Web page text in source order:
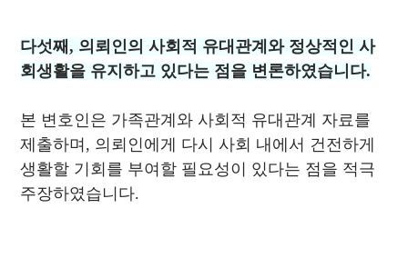
다섯째, 의뢰인의 사회적 유대관계와 정상적인 사
회생활을 유지하고 있다는 점을 변론하였습니다.
본 변호인은 가족관계와 사회적 유대관계 자료를
제출하며, 의뢰인에게 다시 사회 내에서 건전하게
생활할 기회를 부여할 필요성이 있다는 점을 적극
주장하였습니다.